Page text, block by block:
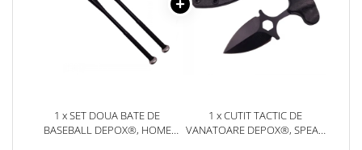
1 x SET DOUA BATE DE
BASEBALL DEPOX®, HOME
1 x CUTIT TACTIC DE
VANATOARE DEPOX®, SPEAR